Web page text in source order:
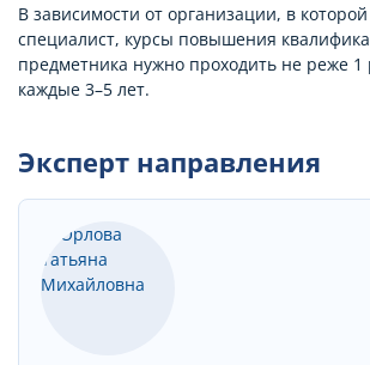
В зависимости от организации, в
специалист, курсы повышения
предметника нужно проходить не реже 1
каждые 3–5 лет.
Эксперт направления